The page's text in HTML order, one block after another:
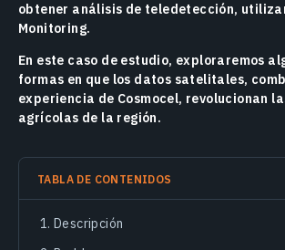
obtener análisis de teledetección,
Monitoring.
En este caso de estudio, exploraremos
formas en que los datos satelitales,
experiencia de Cosmocel, revolucionan
agrícolas de la región.
TABLA DE CONTENIDOS
Descripción